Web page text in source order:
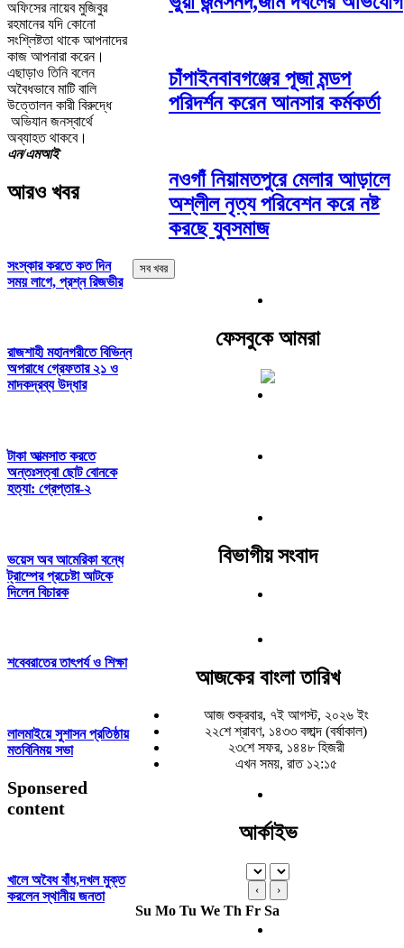
অফিসের নায়েব মুজিবুর
রহমানের যদি কোনো
সংশ্লিষ্টতা থাকে আপনাদের
কাজ আপনারা করেন।
এছাড়াও তিনি বলেন
অবৈধভাবে মাটি বালি
উত্তোলন কারী বিরুদ্ধে
অভিযান জনস্বার্থে
অব্যাহত থাকবে।
এন/এমআই
আরও খবর
সংস্কার করতে কত দিন
সময় লাগে, প্রশ্ন রিজভীর
রাজশাহী মহানগরীতে বিভিন্ন
অপরাধে গ্রেফতার ২১ ও
মাদকদ্রব্য উদ্ধার
টাকা আত্মসাত করতে
অন্তঃসত্বা ছোট বোনকে
হত্যা: গ্রেপ্তার-২
ভয়েস অব আমেরিকা বন্ধে
ট্রাম্পের প্রচেষ্টা আটকে
দিলেন বিচারক
শবেবরাতের তাৎপর্য ও শিক্ষা
লালমাইয়ে সুশাসন প্রতিষ্ঠায়
মতবিনিময় সভা
Sponsered
content
খালে অবৈধ বাঁধ,দখল মুক্ত
করলেন স্থানীয় জনতা
চাঁপাইনবাবগঞ্জের পূজা মন্ডপ
পরিদর্শন করেন আনসার কর্মকর্তা
নওগাঁ নিয়ামতপুরে মেলার আড়ালে
অশ্লীল নৃত্য পরিবেশন করে নষ্ট
করছে যুবসমাজ
সব খবর
ফেসবুকে আমরা
বিভাগীয় সংবাদ
আজকের বাংলা তারিখ
আজ শুক্রবার, ৭ই আগস্ট, ২০২৬ ইং
২২শে শ্রাবণ, ১৪৩৩ বঙ্গাব্দ (বর্ষাকাল)
২৩শে সফর, ১৪৪৮ হিজরী
এখন সময়, রাত ১২:১৫
আর্কাইভ
‹ ›
Su Mo Tu We Th Fr Sa